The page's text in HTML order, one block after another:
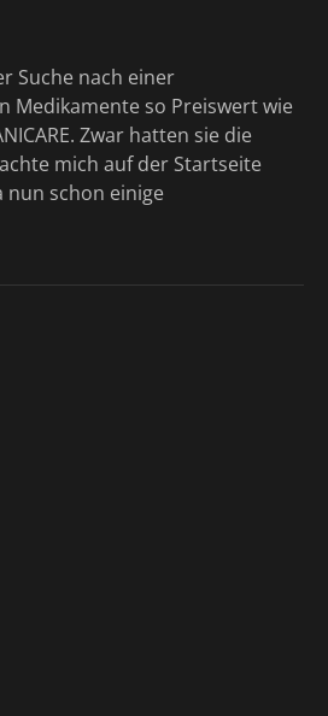
Suche nach einer
Medikamente so Preiswert wie
Zwar hatten sie die
mich auf der Startseite
nun schon einige